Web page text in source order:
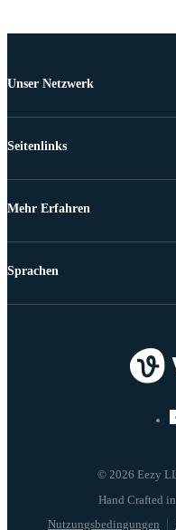
Unser Netzwerk
Seitenlinks
Mehr Erfahren
© 2026 Eezy
Nutzungsbedingungen
Sprachen